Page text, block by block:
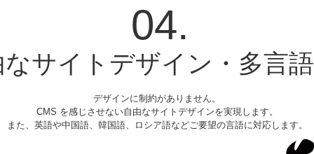
04.
サイトデザイン・多言
デザインに制約がありません。
CMS を感じさせない自由なサイトデザインを実現します。
また、英語や中国語、韓国語、ロシア語などご要望の言語に対応します。